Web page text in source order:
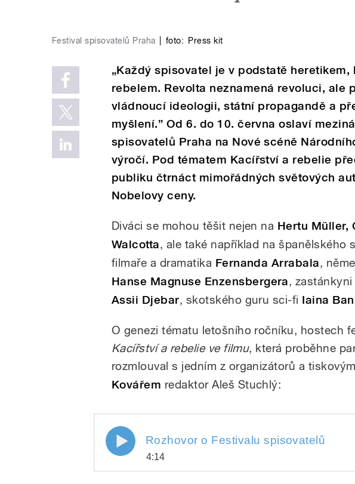
Festival spisovatelů Praha foto: Press kit
„Každý spisovatel je v podstatě
rebelem. Revolta neznamená revoluci, ale
vládnoucí ideologii, státní propagandě a
myšlení.” Od 6. do 10. června oslaví
spisovatelů Praha na Nové scéně
výročí. Pod tématem Kacířství a rebelie
publiku čtrnáct mimořádných světových
Nobelovy ceny.
Diváci se mohou těšit nejen na Hertu Müller,
Walcotta, ale také například na španělského
filmaře a dramatika Fernanda Arrabala,
Hanse Magnuse Enzensbergera,
Assii Djebar, skotského guru sci-fi Iaina
O genezi tématu letošního ročníku, hostech
Kacířství a rebelie ve filmu, která proběhne
rozmlouval s jedním z organizátorů a
Kovářem redaktor Aleš Stuchlý:
Rozhovor o Festivalu spisovatelů
4:14